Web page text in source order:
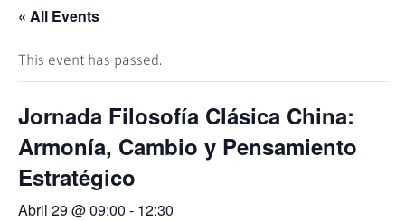
« All Events
This event has passed.
Jornada Filosofía Clásica China:
Armonía, Cambio y Pensamiento
Estratégico
Abril 29 @ 09:00 - 12:30